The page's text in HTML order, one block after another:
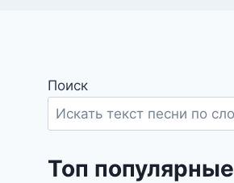
Поиск
Топ популярные